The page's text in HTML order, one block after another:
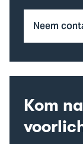
Neem
Kom